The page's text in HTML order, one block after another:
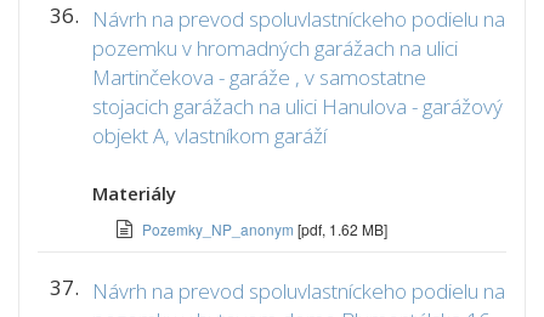
36.
Návrh na prevod spoluvlastníckeho podielu na
pozemku v hromadných garážach na ulici
Martinčekova - garáže , v samostatne
stojacich garážach na ulici Hanulova - garážový
objekt A, vlastníkom garáží
Materiály
Pozemky_NP_anonym [pdf, 1.62 MB]
37.
Návrh na prevod spoluvlastníckeho podielu na